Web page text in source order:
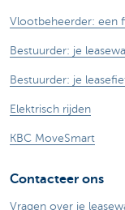
Vlootbeheerder: een
Bestuurder: je
Bestuurder: je
Elektrisch rijden
KBC MoveSmart
Contacteer ons
Vragen over je